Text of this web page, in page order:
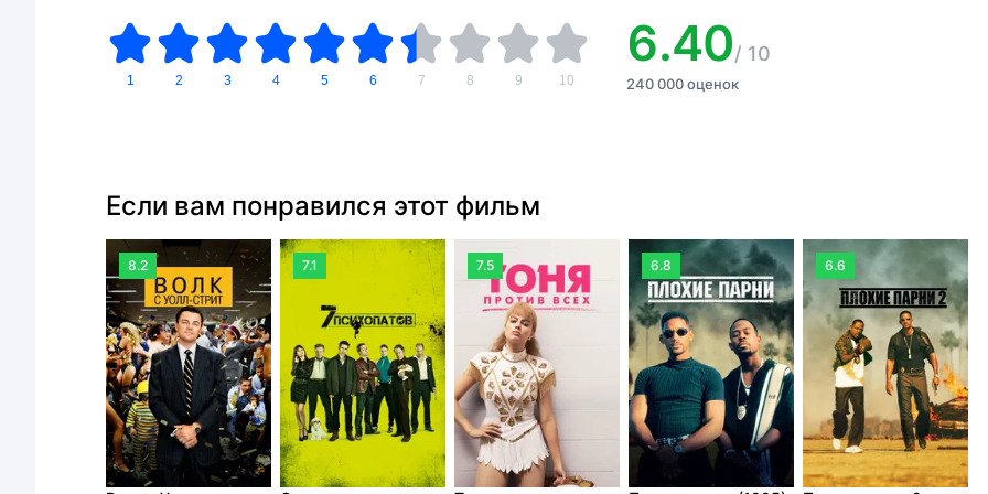
1 2 3 4 5 6 7 8 9 10
6.40/ 10
240 000 оценок
Если вам понравился этот фильм
8.2 7.1 7.5 6.8 6.6